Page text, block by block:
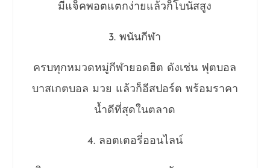
มีแจ็คพอตแตกง่ายแล้วก็โบนัสสูง
3. พนันกีฬา
ครบทุกหมวดหมู่กีฬายอดฮิต ดังเช่น ฟุตบอล
บาสเกตบอล มวย แล้วก็อีสปอร์ต พร้อมราคา
น้ำดีที่สุดในตลาด
4. ลอตเตอรี่ออนไลน์